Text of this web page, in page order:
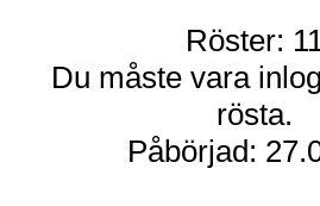
Röster:
Du måste vara
rösta.
Påbörjad: